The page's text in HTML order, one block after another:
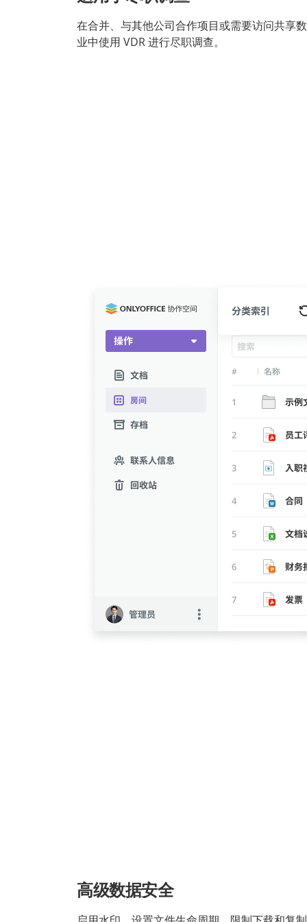
在合并、与其他公司合作项目或需要访问共享
业中使用 VDR 进行尽职调查。
高级数据安全